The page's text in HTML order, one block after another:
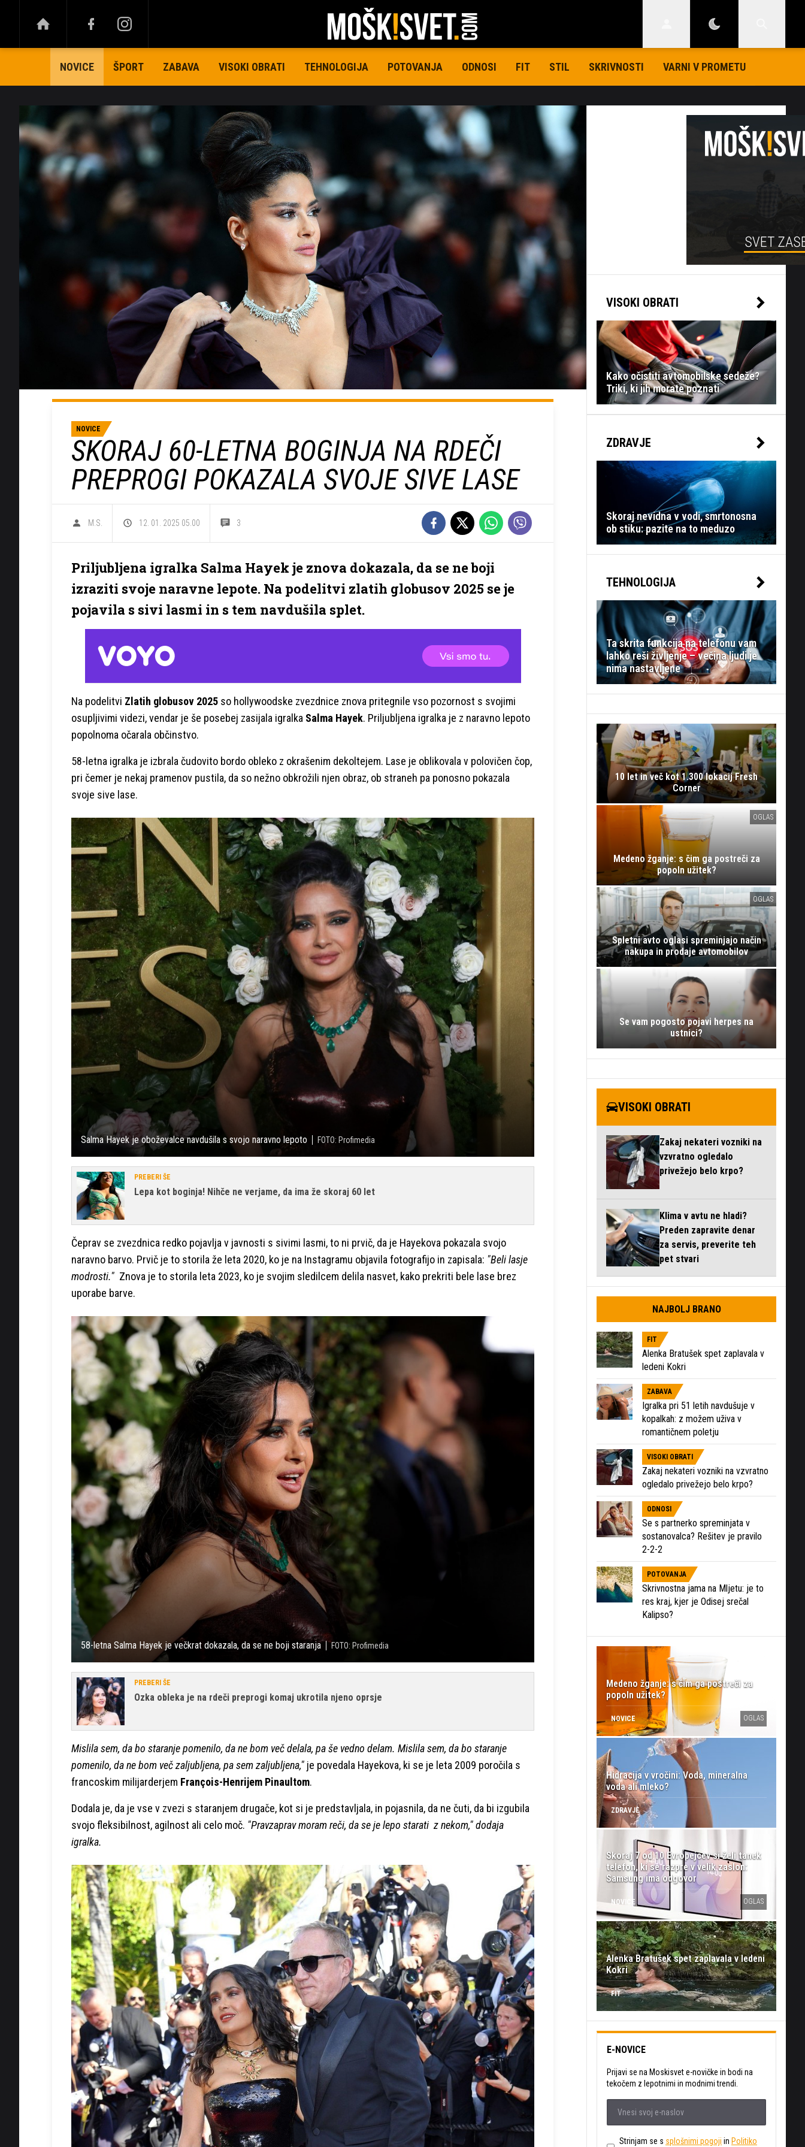
NOVICE ŠPORT ZABAVA VISOKI OBRATI TEHNOLOGIJA POTOVANJA ODNOSI FIT STIL SKRIVNOSTI VARNI V PROMETU
NOVICE
SKORAJ 60-LETNA BOGINJA NA RDEČI
PREPROGI POKAZALA SVOJE SIVE LASE
M.S. 12. 01. 2025 05.00 3
Priljubljena igralka Salma Hayek je znova dokazala, da se ne boji
izraziti svoje naravne lepote. Na podelitvi zlatih globusov 2025 se je
pojavila s sivi lasmi in s tem navdušila splet.
Na podelitvi Zlatih globusov 2025 so hollywoodske zvezdnice znova pritegnile vso pozornost s svojimi
osupljivimi videzi, vendar je še posebej zasijala igralka Salma Hayek. Priljubljena igralka je z naravno lepoto
popolnoma očarala občinstvo.
58-letna igralka je izbrala čudovito bordo obleko z okrašenim dekoltejem. Lase je oblikovala v polovičen čop,
pri čemer je nekaj pramenov pustila, da so nežno obkrožili njen obraz, ob straneh pa ponosno pokazala
svoje sive lase.
Salma Hayek je oboževalce navdušila s svojo naravno lepoto FOTO: Profimedia
PREBERI ŠE
Lepa kot boginja! Nihče ne verjame, da ima že skoraj 60 let
Čeprav se zvezdnica redko pojavlja v javnosti s sivimi lasmi, to ni prvič, da je Hayekova pokazala svojo
naravno barvo. Prvič je to storila že leta 2020, ko je na Instagramu objavila fotografijo in zapisala: "Beli lasje
modrosti." Znova je to storila leta 2023, ko je svojim sledilcem delila nasvet, kako prekriti bele lase brez
uporabe barve.
58-letna Salma Hayek je večkrat dokazala, da se ne boji staranja FOTO: Profimedia
PREBERI ŠE
Ozka obleka je na rdeči preprogi komaj ukrotila njeno oprsje
Mislila sem, da bo staranje pomenilo, da ne bom več delala, pa še vedno delam. Mislila sem, da bo staranje
pomenilo, da ne bom več zaljubljena, pa sem zaljubljena," je povedala Hayekova, ki se je leta 2009 poročila s
francoskim milijarderjem François-Henrijem Pinaultom.
Dodala je, da je vse v zvezi s staranjem drugače, kot si je predstavljala, in pojasnila, da ne čuti, da bi izgubila
svojo fleksibilnost, agilnost ali celo moč. "Pravzaprav moram reči, da se je lepo starati z nekom," dodaja
igralka.
VISOKI OBRATI
Kako očistiti avtomobilske sedeže?
Triki, ki jih morate poznati
ZDRAVJE
Skoraj nevidna v vodi, smrtonosna
ob stiku: pazite na to meduzo
TEHNOLOGIJA
Ta skrita funkcija na telefonu vam
lahko reši življenje – večina ljudi je
nima nastavljene
10 let in več kot 1.300 lokacij Fresh
Corner
OGLAS
Medeno žganje: s čim ga postreči za
popoln užitek?
OGLAS
Spletni avto oglasi spreminjajo način
nakupa in prodaje avtomobilov
Se vam pogosto pojavi herpes na
ustnici?
VISOKI OBRATI
Zakaj nekateri vozniki na
vzvratno ogledalo
privežejo belo krpo?
Klima v avtu ne hladi?
Preden zapravite denar
za servis, preverite teh
pet stvari
NAJBOLJ BRANO
FIT
Alenka Bratušek spet zaplavala v
ledeni Kokri
ZABAVA
Igralka pri 51 letih navdušuje v
kopalkah: z možem uživa v
romantičnem poletju
VISOKI OBRATI
Zakaj nekateri vozniki na vzvratno
ogledalo privežejo belo krpo?
ODNOSI
Se s partnerko spreminjata v
sostanovalca? Rešitev je pravilo
2-2-2
POTOVANJA
Skrivnostna jama na Mljetu: je to
res kraj, kjer je Odisej srečal
Kalipso?
Medeno žganje: s čim ga postreči za
popoln užitek?
NOVICE OGLAS
Hidracija v vročini: Voda, mineralna
voda ali mleko?
ZDRAVJE
Skoraj 7 od 10 Evropejcev si želi tanek
telefon, ki se razpre v velik zaslon:
Samsung ima odgovor
NOVICE OGLAS
Alenka Bratušek spet zaplavala v ledeni
Kokri
FIT
E-NOVICE
Prijavi se na Moskisvet e-novičke in bodi na
tekočem z lepotnimi in modnimi trendi.
Strinjam se s splošnimi pogoji in Politiko